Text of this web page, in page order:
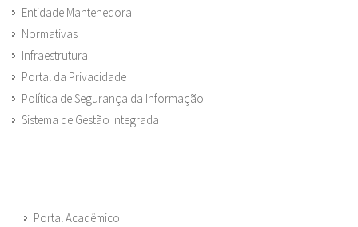
Entidade Mantenedora
Normativas
Infraestrutura
Portal da Privacidade
Política de Segurança da Informação
Sistema de Gestão Integrada
Portal Acadêmico